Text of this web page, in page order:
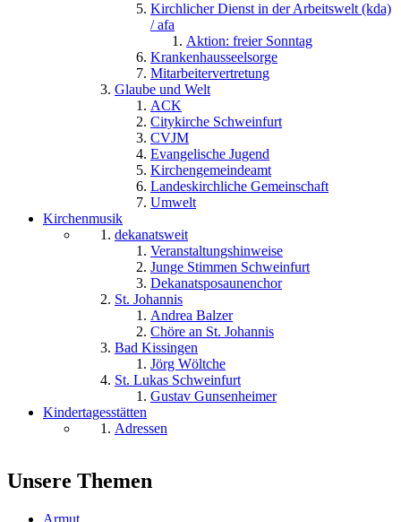
Kirchlicher Dienst in der Arbeitswelt (kda)
/ afa
Aktion: freier Sonntag
Krankenhausseelsorge
Mitarbeitervertretung
Glaube und Welt
ACK
Citykirche Schweinfurt
CVJM
Evangelische Jugend
Kirchengemeindeamt
Landeskirchliche Gemeinschaft
Umwelt
Kirchenmusik
dekanatsweit
Veranstaltungshinweise
Junge Stimmen Schweinfurt
Dekanatsposaunenchor
St. Johannis
Andrea Balzer
Chöre an St. Johannis
Bad Kissingen
Jörg Wöltche
St. Lukas Schweinfurt
Gustav Gunsenheimer
Kindertagesstätten
Adressen
Unsere Themen